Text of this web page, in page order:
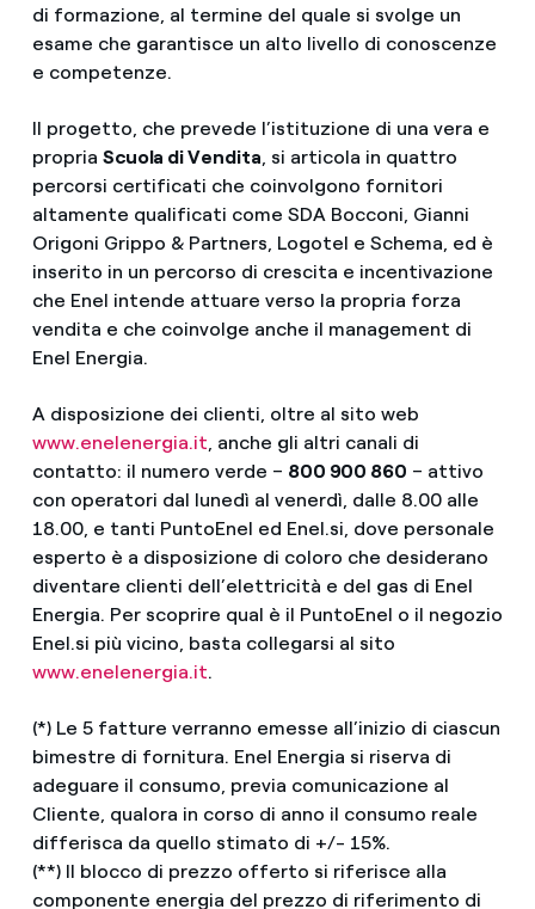
di formazione, al termine del quale si svolge un
esame che garantisce un alto livello di conoscenze
e competenze.
Il progetto, che prevede l’istituzione di una vera e
propria Scuola di Vendita, si articola in quattro
percorsi certificati che coinvolgono fornitori
altamente qualificati come SDA Bocconi, Gianni
Origoni Grippo & Partners, Logotel e Schema, ed è
inserito in un percorso di crescita e incentivazione
che Enel intende attuare verso la propria forza
vendita e che coinvolge anche il management di
Enel Energia.
A disposizione dei clienti, oltre al sito web
www.enelenergia.it, anche gli altri canali di
contatto: il numero verde – 800 900 860 – attivo
con operatori dal lunedì al venerdì, dalle 8.00 alle
18.00, e tanti PuntoEnel ed Enel.si, dove personale
esperto è a disposizione di coloro che desiderano
diventare clienti dell’elettricità e del gas di Enel
Energia. Per scoprire qual è il PuntoEnel o il negozio
Enel.si più vicino, basta collegarsi al sito
www.enelenergia.it.
(*) Le 5 fatture verranno emesse all’inizio di ciascun
bimestre di fornitura. Enel Energia si riserva di
adeguare il consumo, previa comunicazione al
Cliente, qualora in corso di anno il consumo reale
differisca da quello stimato di +/- 15%.
(**) Il blocco di prezzo offerto si riferisce alla
componente energia del prezzo di riferimento di